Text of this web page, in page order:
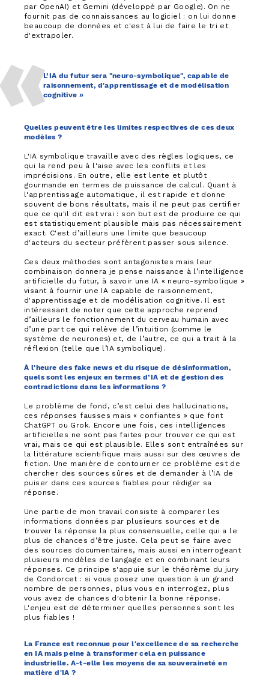
par OpenAI) et Gemini (développé par Google). On ne
fournit pas de connaissances au logiciel : on lui donne
beaucoup de données et c'est à lui de faire le tri et
d'extrapoler.
L’IA du futur sera "neuro-symbolique", capable de
raisonnement, d'apprentissage et de modélisation
cognitive »
Quelles peuvent être les limites respectives de ces deux
modèles ?
L'IA symbolique travaille avec des règles logiques, ce
qui la rend peu à l'aise avec les conflits et les
imprécisions. En outre, elle est lente et plutôt
gourmande en termes de puissance de calcul. Quant à
l'apprentissage automatique, il est rapide et donne
souvent de bons résultats, mais il ne peut pas certifier
que ce qu'il dit est vrai : son but est de produire ce qui
est statistiquement plausible mais pas nécessairement
exact. C'est d’ailleurs une limite que beaucoup
d'acteurs du secteur préfèrent passer sous silence.
Ces deux méthodes sont antagonistes mais leur
combinaison donnera je pense naissance à l’intelligence
artificielle du futur, à savoir une IA « neuro-symbolique »
visant à fournir une IA capable de raisonnement,
d'apprentissage et de modélisation cognitive. Il est
intéressant de noter que cette approche reprend
d’ailleurs le fonctionnement du cerveau humain avec
d’une part ce qui relève de l’intuition (comme le
système de neurones) et, de l’autre, ce qui a trait à la
réflexion (telle que l’IA symbolique).
À l'heure des fake news et du risque de désinformation,
quels sont les enjeux en termes d’IA et de gestion des
contradictions dans les informations ?
Le problème de fond, c’est celui des hallucinations,
ces réponses fausses mais « confiantes » que font
ChatGPT ou Grok. Encore une fois, ces intelligences
artificielles ne sont pas faites pour trouver ce qui est
vrai, mais ce qui est plausible. Elles sont entraînées sur
la littérature scientifique mais aussi sur des œuvres de
fiction. Une manière de contourner ce problème est de
chercher des sources sûres et de demander à l’IA de
puiser dans ces sources fiables pour rédiger sa
réponse.
Une partie de mon travail consiste à comparer les
informations données par plusieurs sources et de
trouver la réponse la plus consensuelle, celle qui a le
plus de chances d’être juste. Cela peut se faire avec
des sources documentaires, mais aussi en interrogeant
plusieurs modèles de langage et en combinant leurs
réponses. Ce principe s'appuie sur le théorème du jury
de Condorcet : si vous posez une question à un grand
nombre de personnes, plus vous en interrogez, plus
vous avez de chances d'obtenir la bonne réponse.
L'enjeu est de déterminer quelles personnes sont les
plus fiables !
La France est reconnue pour l'excellence de sa recherche
en IA mais peine à transformer cela en puissance
industrielle. A-t-elle les moyens de sa souveraineté en
matière d'IA ?